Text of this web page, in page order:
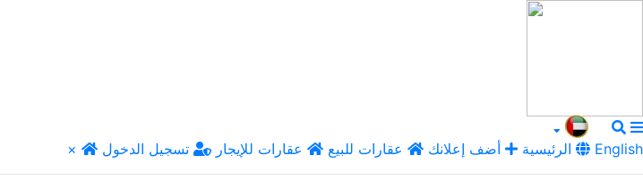
× الرئيسية أضف إعلانك عقارات للبيع عقارات للإيجار تسجيل الدخول English